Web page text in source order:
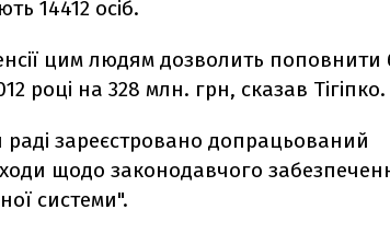
14412 осіб.
цим людям дозволить
році на 328 млн. грн, сказав Тігіпко.
раді зареєстровано допрацьований
щодо законодавчого
системи".